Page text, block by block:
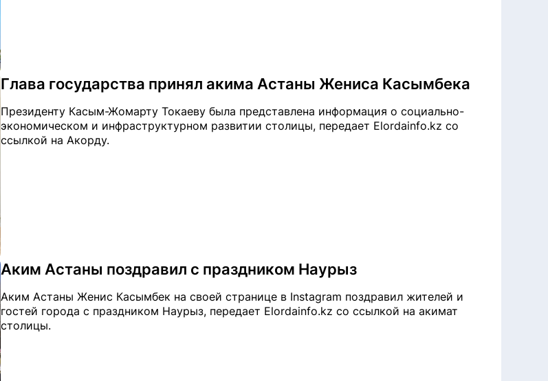
Глава государства принял акима Астаны Жениса Касымбека
Президенту Касым-Жомарту Токаеву была представлена информация о социально-
экономическом и инфраструктурном развитии столицы, передает Elordainfo.kz со
ссылкой на Акорду.
Аким Астаны поздравил с праздником Наурыз
Аким Астаны Женис Касымбек на своей странице в Instagram поздравил жителей и
гостей города с праздником Наурыз, передает Elordainfo.kz со ссылкой на акимат
столицы.